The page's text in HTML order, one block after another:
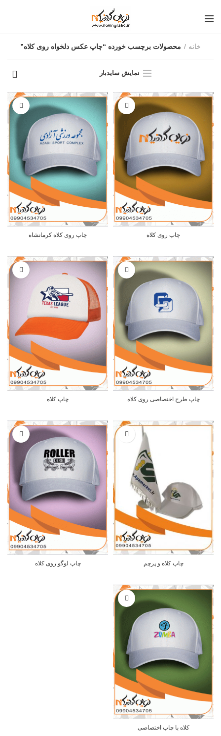
خانه محصولات برچسب خورده “چاپ عکس دلخواه روی کلاه”
نمایش سایدبار
چاپ روی کلاه چاپ روی کلاه کرمانشاه
چاپ طرح اختصاصی روی کلاه چاپ کلاه
چاپ کلاه و پرچم چاپ لوگو روی کلاه
کلاه با چاپ اختصاصی